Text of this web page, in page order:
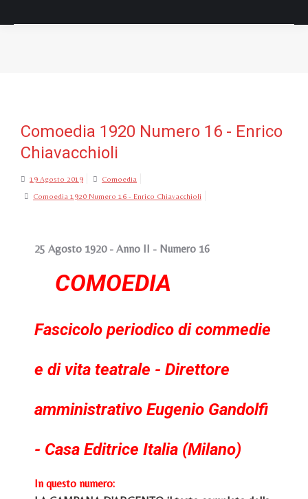
Comoedia 1920 Numero 16 - Enrico
Chiavacchioli
19 Agosto 2019 Comoedia
Comoedia 1920 Numero 16 - Enrico Chiavacchioli
25 Agosto 1920 - Anno II - Numero 16
COMOEDIA
Fascicolo periodico di commedie
e di vita teatrale - Direttore
amministrativo Eugenio Gandolfi
- Casa Editrice Italia (Milano)
In questo numero: